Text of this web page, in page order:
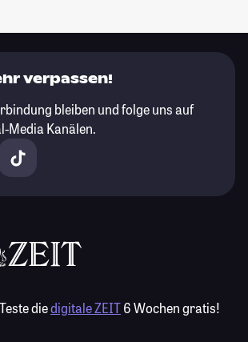
verpassen!
bleiben und folge uns auf
Media Kanälen.
Teste diedigitale ZEIT6 Wochen gratis!